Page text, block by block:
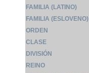
FAMILIA (LATINO)
FAMILIA (ESLOVENO)
ORDEN
CLASE
DIVISIÓN
REINO